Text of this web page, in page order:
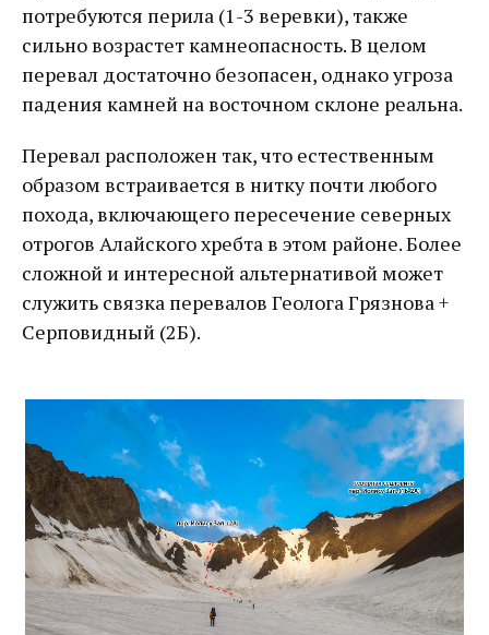
потребуются перила (1-3 веревки), также
сильно возрастет камнеопасность. В целом
перевал достаточно безопасен, однако угроза
падения камней на восточном склоне реальна.
Перевал расположен так, что естественным
образом встраивается в нитку почти любого
похода, включающего пересечение северных
отрогов Алайского хребта в этом районе. Более
сложной и интересной альтернативой может
служить связка перевалов Геолога Грязнова +
Серповидный (2Б).